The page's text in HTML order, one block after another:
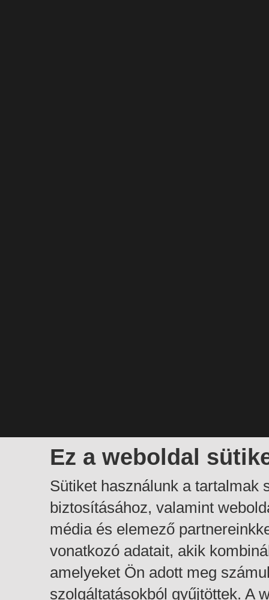
Ez a weboldal
Sütiket használunk a tartalmak
biztosításához, valamint
média és elemező
vonatkozó adatait, akik
amelyeket Ön adott meg
szolgáltatásokból gyűjtöttek. A